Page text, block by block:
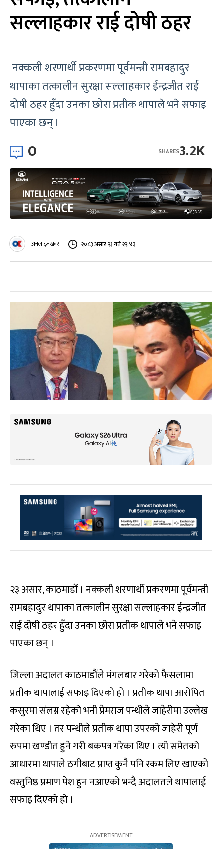
सल्लाहकार राई दोषी ठहर
नक्कली शरणार्थी प्रकरणमा पूर्वमन्त्री रामबहादुर
थापाका तत्कालीन सुरक्षा सल्लाहकार ईन्द्रजीत राई
दोषी ठहर हुँदा उनका छोरा प्रतीक थापाले भने सफाइ
पाएका छन् ।
0 3.2K
SHARES
अनलाइनखबर २०८३ असार २३ गते २२:४३
२३ असार, काठमाडाैं । नक्कली शरणार्थी प्रकरणमा पूर्वमन्त्री
रामबहादुर थापाका तत्कालीन सुरक्षा सल्लाहकार ईन्द्रजीत
राई दोषी ठहर हुँदा उनका छोरा प्रतीक थापाले भने सफाइ
पाएका छन् ।
जिल्ला अदालत काठमाडौंले मंगलबार गरेको फैसलामा
प्रतीक थापालाई सफाइ दिएको हो । प्रतीक थापा आरोपित
कसुरमा संलग्न रहेको भनी प्रेमराज पन्थीले जाहेरीमा उल्लेख
गरेका थिए । तर पन्थीले प्रतीक थापा उपरको जाहेरी पूर्ण
रुपमा खण्डीत हुने गरी बकपत्र गरेका थिए । त्यो समेतको
आधारमा थापाले ठगीबाट प्राप्त कुनै पनि रकम लिए खाएको
वस्तुनिष्ठ प्रमाण पेश हुन नआएको भन्दै अदालतले थापालाई
सफाइ दिएको हो ।